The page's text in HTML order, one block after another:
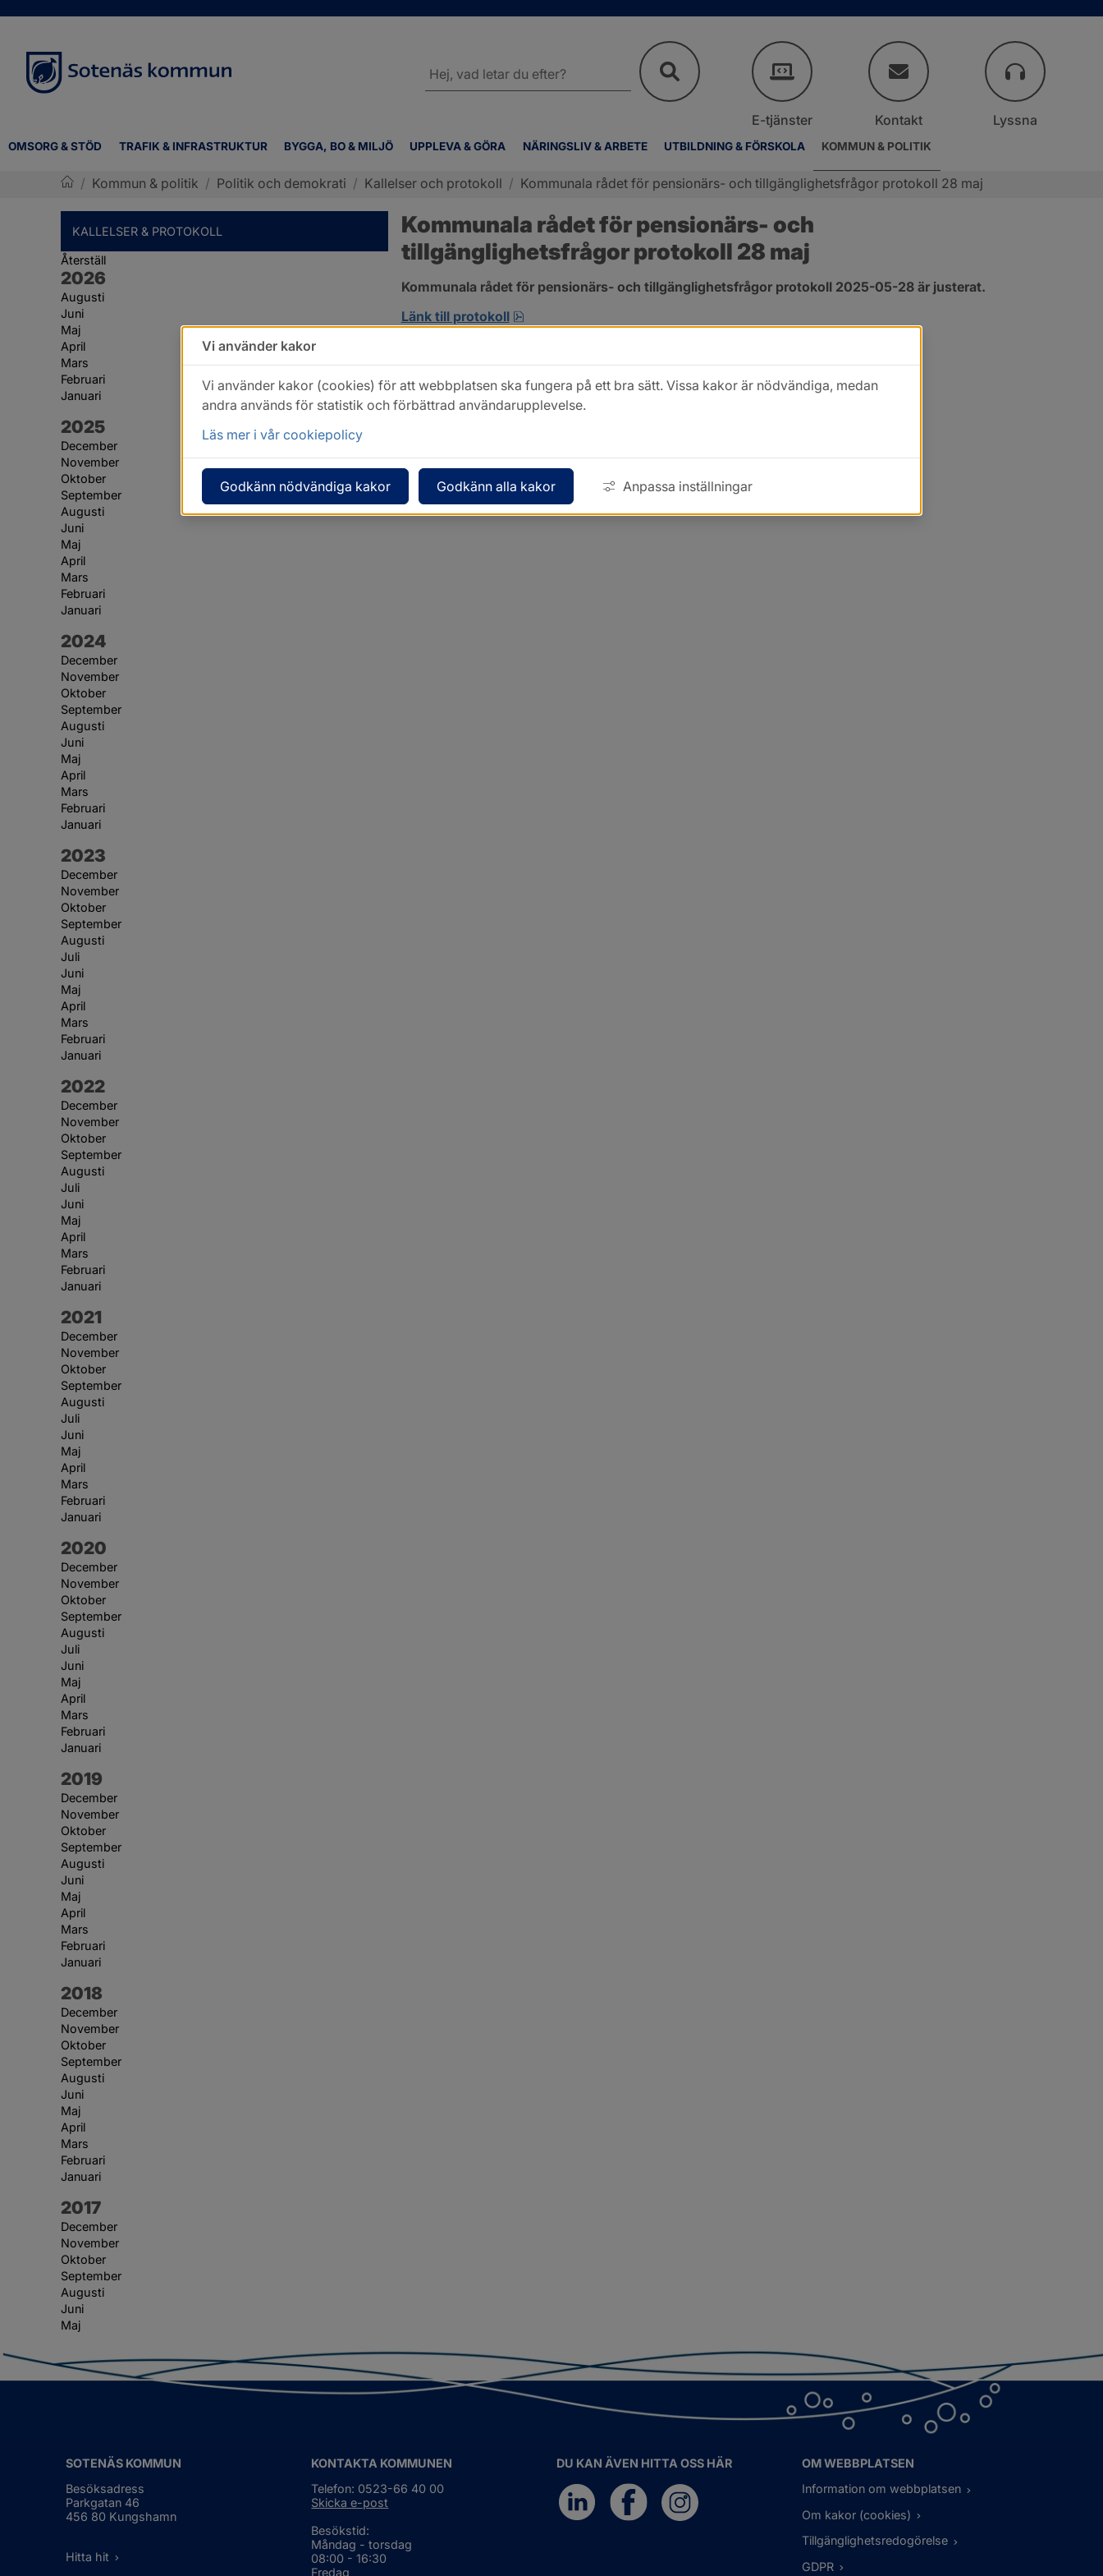
OMSORG & STÖD TRAFIK & INFRASTRUKTUR BYGGA, BO & MILJÖ UPPLEVA & GÖRA NÄRINGSLIV & ARBETE UTBILDNING & FÖRSKOLA KOMMUN & POLITIK
webbplatsen
E-tjänster Kontakt Lyssna
/ Kommun & politik / Politik och demokrati / Kallelser och protokoll / Kommunala rådet för pensionärs- och tillgänglighetsfrågor protokoll 28 maj
KALLELSER & PROTOKOLL
Återställ
År:
2026
Augusti
Juni
Maj
April
Mars
Februari
Januari
År:
2025
December
November
Oktober
September
Augusti
Juni
Maj
April
Mars
Februari
Januari
År:
2024
December
November
Oktober
September
Augusti
Juni
Maj
April
Mars
Februari
Januari
År:
2023
December
November
Oktober
September
Augusti
Juli
Juni
Maj
April
Mars
Februari
Januari
År:
2022
December
November
Oktober
September
Augusti
Juli
Juni
Maj
April
Mars
Februari
Januari
År:
2021
December
November
Oktober
September
Augusti
Juli
Juni
Maj
April
Mars
Februari
Januari
År:
2020
December
November
Oktober
September
Augusti
Juli
Juni
Maj
April
Mars
Februari
Januari
År:
2019
December
November
Oktober
September
Augusti
Juni
Maj
April
Mars
Februari
Januari
År:
2018
December
November
Oktober
September
Augusti
Juni
Maj
April
Mars
Februari
Januari
År:
2017
December
November
Oktober
September
Augusti
Juni
Maj
Kommunala rådet för pensionärs- och
tillgänglighetsfrågor protokoll 28 maj
Kommunala rådet för pensionärs- och tillgänglighetsfrågor protokoll 2025-05-28 är justerat.
Länk till protokoll
pdf, 265.1 kB, öppnas i nytt fönster.
SOTENÄS KOMMUN
Besöksadress
Parkgatan 46
456 80 Kungshamn
Hitta hit
KONTAKTA KOMMUNEN
Telefon: 0523-66 40 00
Skicka e-post
Besökstid:
Måndag - torsdag
08:00 - 16:30
Fredag
DU KAN ÄVEN HITTA OSS HÄR
OM WEBBPLATSEN
Information om webbplatsen
Om kakor (cookies)
Tillgänglighetsredogörelse
GDPR
Vi använder kakor
Vi använder kakor (cookies) för att webbplatsen ska fungera på ett bra sätt. Vissa kakor är nödvändiga, medan
andra används för statistik och förbättrad användarupplevelse.
Läs mer i vår cookiepolicy
Godkänn nödvändiga kakor Godkänn alla kakor Anpassa inställningar